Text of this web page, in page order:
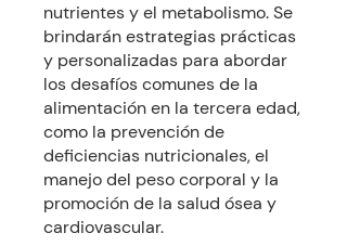
nutrientes y el metabolismo. Se
brindarán estrategias prácticas
y personalizadas para abordar
los desafíos comunes de la
alimentación en la tercera edad,
como la prevención de
deficiencias nutricionales, el
manejo del peso corporal y la
promoción de la salud ósea y
cardiovascular.